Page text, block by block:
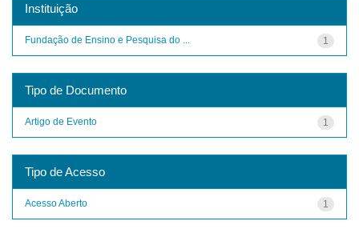
Instituição
1
Fundação de Ensino e Pesquisa do ...
Tipo de Documento
1
Artigo de Evento
Tipo de Acesso
1
Acesso Aberto